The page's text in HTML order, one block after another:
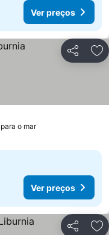
Ver preços
Partilhar
o mar
Ver preços
Partilhar